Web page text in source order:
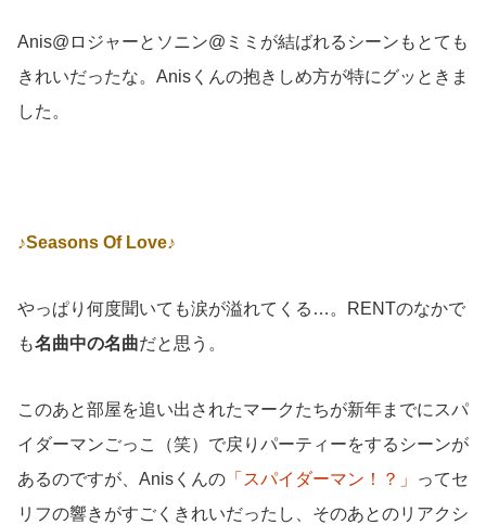
Anis@ロジャーとソニン@ミミが結ばれるシーンもとても
きれいだったな。Anisくんの抱きしめ方が特にグッときま
した。
♪Seasons Of Love♪
やっぱり何度聞いても涙が溢れてくる…。RENTのなかで
も名曲中の名曲だと思う。
このあと部屋を追い出されたマークたちが新年までにスパ
イダーマンごっこ（笑）で戻りパーティーをするシーンが
あるのですが、Anisくんの 「スパイダーマン！？」
ってセ
リフの響きがすごくきれいだったし、そのあとのリアクシ